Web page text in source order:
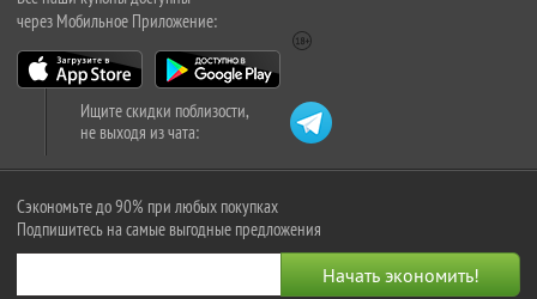
через Мобильное Приложение:
Ищите скидки поблизости,
не выходя из чата:
Сэкономьте до 90% при любых покупках
Подпишитесь на самые выгодные предложения